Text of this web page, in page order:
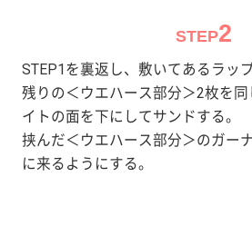
STEP2
STEP1を裏返し、敷いてあるラッ
残りの＜ウエハース部分＞2枚を
イトの面を下にしてサンドする。
挟んだ＜ウエハース部分＞のガー
に来るようにする。